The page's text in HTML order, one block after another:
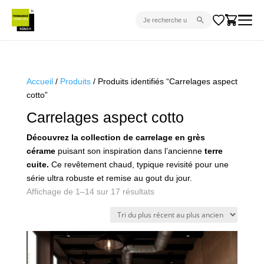
PARQUET
SANITAIRE
VENTES FLASH
PROJET CLÉ EN MAIN
Accueil/ Produits/ Produits identifiés “Carrelages aspect
cotto”
Carrelages aspect cotto
Découvrez la collection de carrelage en grès
céramepuisant son inspiration dans l’ancienneterre
cuite. Ce revêtement chaud, typique revisité pour une
série ultra robuste et remise au gout du jour.
Affichage de 1–14 sur 17 résultatsTrié
plus
récent
au
plus